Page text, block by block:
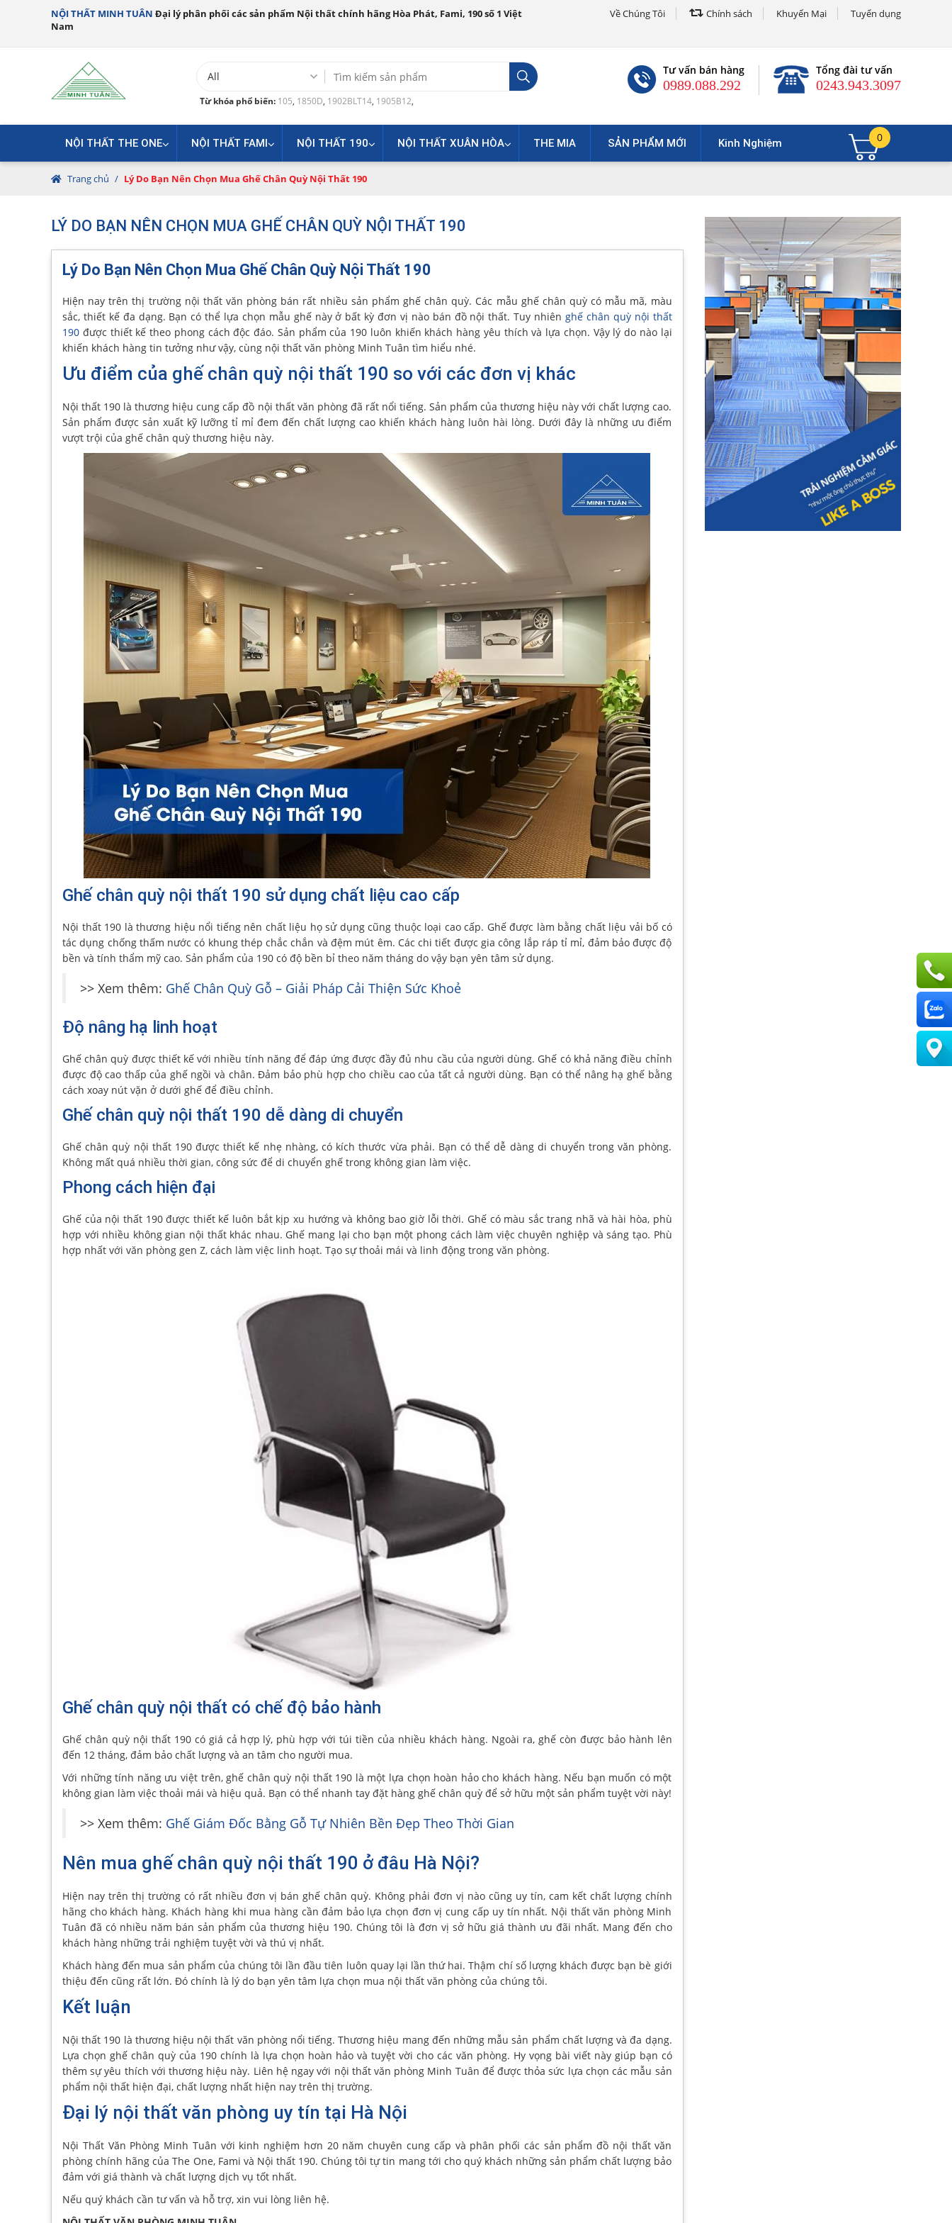
NỘI THẤT MINH TUÂN Đại lý phân phối các sản phẩm Nội thất chính hãng Hòa Phát, Fami, 190 số 1 Việt
Nam
Về Chúng Tôi Chính sách Khuyến Mại Tuyển dụng
for:
Từ khóa phổ biến: 105, 1850D, 1902BLT14, 1905B12,
Tư vấn bán hàng
0989.088.292
Tổng đài tư vấn
0243.943.3097
NỘI THẤT THE ONE NỘI THẤT FAMI NỘI THẤT 190 NỘI THẤT XUÂN HÒA THE MIA SẢN PHẨM MỚI Kinh Nghiệm 0
Trang chủ / Lý Do Bạn Nên Chọn Mua Ghế Chân Quỳ Nội Thất 190
LÝ DO BẠN NÊN CHỌN MUA GHẾ CHÂN QUỲ NỘI THẤT 190
Lý Do Bạn Nên Chọn Mua Ghế Chân Quỳ Nội Thất 190
Hiện nay trên thị trường nội thất văn phòng bán rất nhiều sản phẩm ghế chân quỳ. Các mẫu ghế chân quỳ có mẫu mã, màu
sắc, thiết kế đa dạng. Bạn có thể lựa chọn mẫu ghế này ở bất kỳ đơn vị nào bán đồ nội thất. Tuy nhiên ghế chân quỳ nội thất
190 được thiết kế theo phong cách độc đáo. Sản phẩm của 190 luôn khiến khách hàng yêu thích và lựa chọn. Vậy lý do nào lại
khiến khách hàng tin tưởng như vậy, cùng nội thất văn phòng Minh Tuân tìm hiểu nhé.
Ưu điểm của ghế chân quỳ nội thất 190 so với các đơn vị khác
Nội thất 190 là thương hiệu cung cấp đồ nội thất văn phòng đã rất nổi tiếng. Sản phẩm của thương hiệu này với chất lượng cao.
Sản phẩm được sản xuất kỹ lưỡng tỉ mỉ đem đến chất lượng cao khiến khách hàng luôn hài lòng. Dưới đây là những ưu điểm
vượt trội của ghế chân quỳ thương hiệu này.
Ghế chân quỳ nội thất 190 sử dụng chất liệu cao cấp
Nội thất 190 là thương hiệu nổi tiếng nên chất liệu họ sử dụng cũng thuộc loại cao cấp. Ghế được làm bằng chất liệu vải bố có
tác dụng chống thấm nước có khung thép chắc chắn và đệm mút êm. Các chi tiết được gia công lắp ráp tỉ mỉ, đảm bảo được độ
bền và tính thẩm mỹ cao. Sản phẩm của 190 có độ bền bỉ theo năm tháng do vậy bạn yên tâm sử dụng.
>> Xem thêm: Ghế Chân Quỳ Gỗ – Giải Pháp Cải Thiện Sức Khoẻ
Độ nâng hạ linh hoạt
Ghế chân quỳ được thiết kế với nhiều tính năng để đáp ứng được đầy đủ nhu cầu của người dùng. Ghế có khả năng điều chỉnh
được độ cao thấp của ghế ngồi và chân. Đảm bảo phù hợp cho chiều cao của tất cả người dùng. Bạn có thể nâng hạ ghế bằng
cách xoay nút vặn ở dưới ghế để điều chỉnh.
Ghế chân quỳ nội thất 190 dễ dàng di chuyển
Ghế chân quỳ nội thất 190 được thiết kế nhẹ nhàng, có kích thước vừa phải. Bạn có thể dễ dàng di chuyển trong văn phòng.
Không mất quá nhiều thời gian, công sức để di chuyển ghế trong không gian làm việc.
Phong cách hiện đại
Ghế của nội thất 190 được thiết kế luôn bắt kịp xu hướng và không bao giờ lỗi thời. Ghế có màu sắc trang nhã và hài hòa, phù
hợp với nhiều không gian nội thất khác nhau. Ghế mang lại cho bạn một phong cách làm việc chuyên nghiệp và sáng tạo. Phù
hợp nhất với văn phòng gen Z, cách làm việc linh hoạt. Tạo sự thoải mái và linh động trong văn phòng.
Ghế chân quỳ nội thất có chế độ bảo hành
Ghế chân quỳ nội thất 190 có giá cả hợp lý, phù hợp với túi tiền của nhiều khách hàng. Ngoài ra, ghế còn được bảo hành lên
đến 12 tháng, đảm bảo chất lượng và an tâm cho người mua.
Với những tính năng ưu việt trên, ghế chân quỳ nội thất 190 là một lựa chọn hoàn hảo cho khách hàng. Nếu bạn muốn có một
không gian làm việc thoải mái và hiệu quả. Bạn có thể nhanh tay đặt hàng ghế chân quỳ để sở hữu một sản phẩm tuyệt vời này!
>> Xem thêm: Ghế Giám Đốc Bằng Gỗ Tự Nhiên Bền Đẹp Theo Thời Gian
Nên mua ghế chân quỳ nội thất 190 ở đâu Hà Nội?
Hiện nay trên thị trường có rất nhiều đơn vị bán ghế chân quỳ. Không phải đơn vị nào cũng uy tín, cam kết chất lượng chính
hãng cho khách hàng. Khách hàng khi mua hàng cần đảm bảo lựa chọn đơn vị cung cấp uy tín nhất. Nội thất văn phòng Minh
Tuân đã có nhiều năm bán sản phẩm của thương hiệu 190. Chúng tôi là đơn vị sở hữu giá thành ưu đãi nhất. Mang đến cho
khách hàng những trải nghiệm tuyệt vời và thú vị nhất.
Khách hàng đến mua sản phẩm của chúng tôi lần đầu tiên luôn quay lại lần thứ hai. Thậm chí số lượng khách được bạn bè giới
thiệu đến cũng rất lớn. Đó chính là lý do bạn yên tâm lựa chọn mua nội thất văn phòng của chúng tôi.
Kết luận
Nội thất 190 là thương hiệu nội thất văn phòng nổi tiếng. Thương hiệu mang đến những mẫu sản phẩm chất lượng và đa dạng.
Lựa chọn ghế chân quỳ của 190 chính là lựa chọn hoàn hảo và tuyệt vời cho các văn phòng. Hy vọng bài viết này giúp bạn có
thêm sự yêu thích với thương hiệu này. Liên hệ ngay với nội thất văn phòng Minh Tuân để được thỏa sức lựa chọn các mẫu sản
phẩm nội thất hiện đại, chất lượng nhất hiện nay trên thị trường.
Đại lý nội thất văn phòng uy tín tại Hà Nội
Nội Thất Văn Phòng Minh Tuân với kinh nghiệm hơn 20 năm chuyên cung cấp và phân phối các sản phẩm đồ nội thất văn
phòng chính hãng của The One, Fami và Nội thất 190. Chúng tôi tự tin mang tới cho quý khách những sản phẩm chất lượng bảo
đảm với giá thành và chất lượng dịch vụ tốt nhất.
Nếu quý khách cần tư vấn và hỗ trợ, xin vui lòng liên hệ.